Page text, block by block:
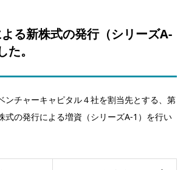
る新株式の発行（シリーズA-
。
ンチャーキャピタル４社を割当先とする、第
式の発行による増資（シリーズA-1）を行い